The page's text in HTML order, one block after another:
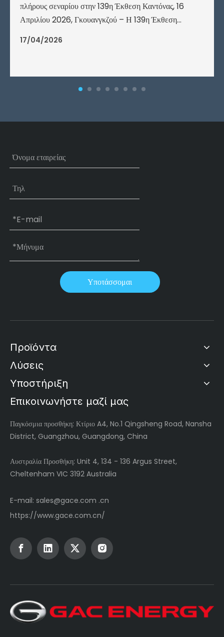
πλήρους σεναρίου στην 139η Έκθεση Καντόνας, 16
Απριλίου 2026, Γκουανγκζού – Η 139η Έκθεση
Εισαγωγών και Εξαγωγών της Κίνας (Έκθεση
Καντονίων) άνοιξε επίσημα σήμερα.
17/04/2026
Υποτάσσομαι
Προϊόντα
Λύσεις
Υποστήριξη
Επικοινωνήστε μαζί μας
Παγκόσμια προσθήκη: Κτίριο A4, No.1 Qingsheng Road, Nansha
District, Guangzhou, Guangdong, China
Αυστραλία Προσθήκη: Unit 4, 134 - 136 Argus Street,
Cheltenham VIC 3192 Australia
E-mail: sales@gace.com .cn
https://www.gace.com.cn/